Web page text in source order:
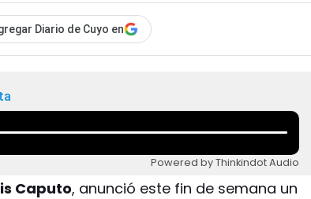
Diario de Cuyo en
Powered by Thinkindot Audio
Caputo, anunció este fin de semana un